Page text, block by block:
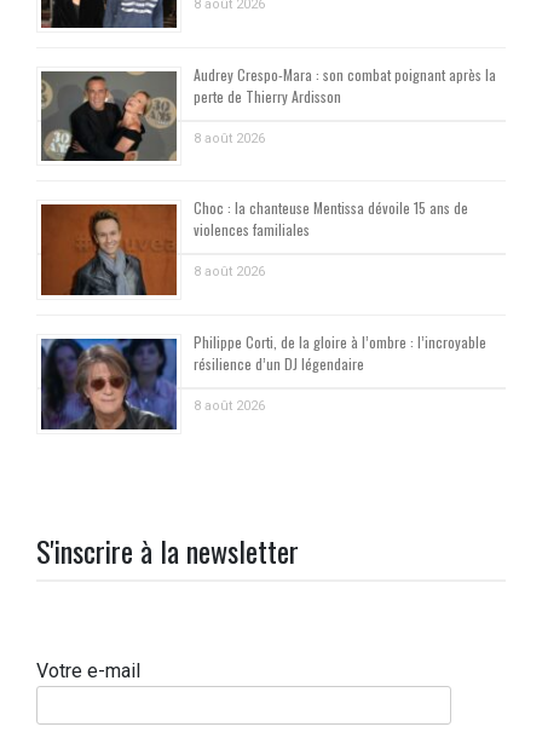
8 août 2026
Audrey Crespo-Mara : son combat poignant après la
perte de Thierry Ardisson
8 août 2026
Choc : la chanteuse Mentissa dévoile 15 ans de
violences familiales
8 août 2026
Philippe Corti, de la gloire à l’ombre : l’incroyable
résilience d’un DJ légendaire
8 août 2026
S'inscrire à la newsletter
Votre e-mail